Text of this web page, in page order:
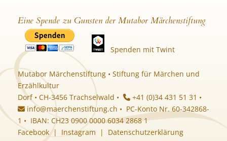
Eine Spende zu Gunsten der Mutabor Märchenstiftung
Spenden mit Twint
Mutabor Märchenstiftung • Stiftung für Märchen und
Erzählkultur
Dorf • CH-3456 Trachselwald •
+41 (0)34 431 51 31 •
info@maerchenstiftung.ch • PC-Konto Nr. 60-342868-
1 • IBAN: CH23 0900 0000 6034 2868 1
Facebook| Instagram | Datenschutzerklärung